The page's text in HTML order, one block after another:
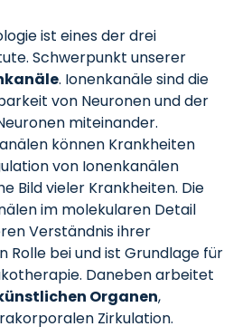
ist eines der drei
Schwerpunkt unserer
. Ionenkanäle sind die
von Neuronen und der
miteinander.
können Krankheiten
von Ionenkanälen
Bild vieler Krankheiten. Die
im molekularen Detail
Verständnis ihrer
Rolle bei und ist Grundlage für
Daneben arbeitet
Organen,
Zirkulation.